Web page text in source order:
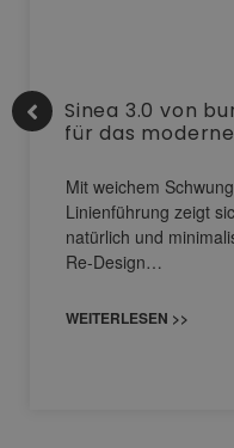
Sinea 3.0 von
für das
Mit weichem
Linienführung zeigt
natürlich und
Re-Design…
WEITERLESEN >>